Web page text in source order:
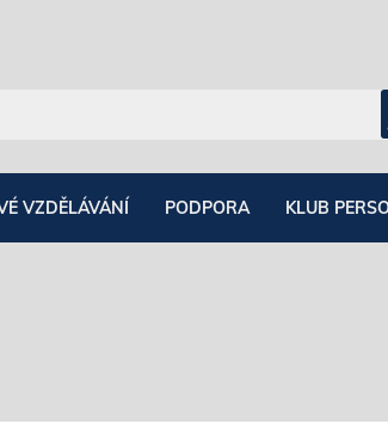
VZDĚLÁVÁNÍ PODPORA KLUB